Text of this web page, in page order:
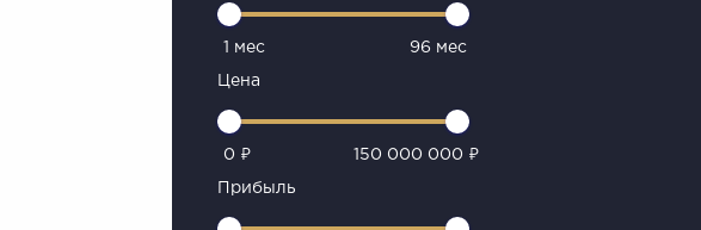
1 мес 96 мес
Цена
0 ₽ 150 000 000 ₽
Прибыль